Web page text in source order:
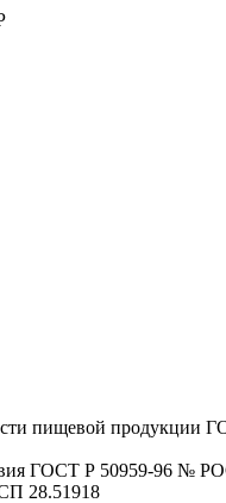
пищевой продукции
ГОСТ Р 50959-96 №
28.51918